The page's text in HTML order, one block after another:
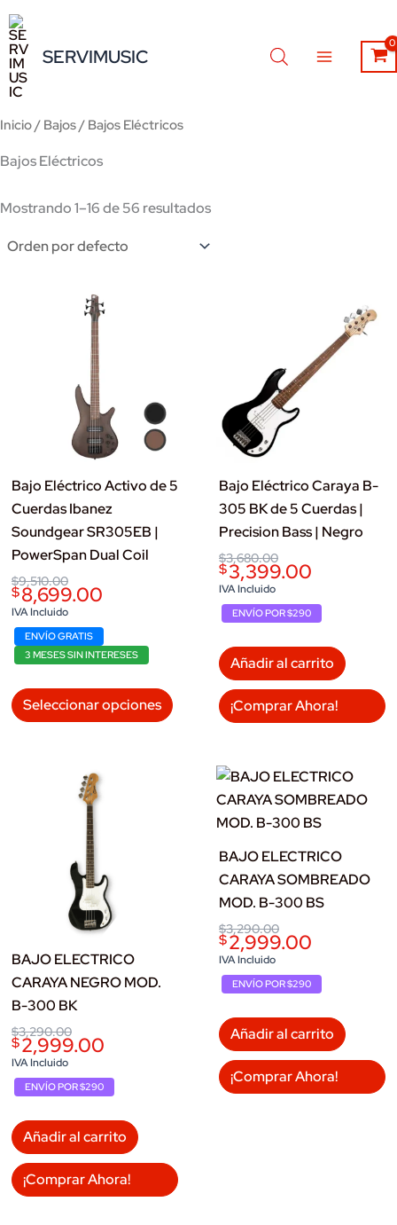
al
contenidoSERVIMUSIC
Inicio/ Bajos/ Bajos Eléctricos
Bajos Eléctricos
Mostrando 1–16 de 56 resultados
Bajo Eléctrico Activo de 5
Cuerdas Ibanez
Soundgear SR305EB |
PowerSpan Dual Coil
$9,510.00
Original
price
was:
$9,510.00.
$8,699.00
Current
price
is:
$8,699.00.
IVA Incluido
ENVÍO GRATIS
3 MESES SIN INTERESES
Seleccionar opciones
producto
múltiples
pueden
producto
Bajo Eléctrico Caraya B-
305 BK de 5 Cuerdas |
Precision Bass | Negro
$3,680.00
Original
price
was:
$3,680.00.
$3,399.00
Current
price
is:
$3,399.00.
IVA Incluido
ENVÍO POR $290
Añadir al carrito
¡Comprar Ahora!
BAJO ELECTRICO
CARAYA NEGRO MOD.
B-300 BK
$3,290.00
Original
price
was:
$3,290.00.
$2,999.00
Current
price
is:
$2,999.00.
IVA Incluido
ENVÍO POR $290
Añadir al carrito
¡Comprar Ahora!
BAJO ELECTRICO
CARAYA SOMBREADO
MOD. B-300 BS
$3,290.00
Original
price
was:
$3,290.00.
$2,999.00
Current
price
is:
$2,999.00.
IVA Incluido
ENVÍO POR $290
Añadir al carrito
¡Comprar Ahora!